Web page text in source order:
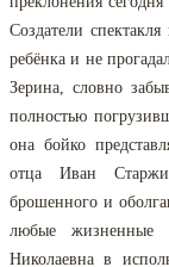
Создатели
ребёнка и не
Зерина, словно
полностью
она бойко
отца Иван
брошенного и
любые жизненные
Николаевна в